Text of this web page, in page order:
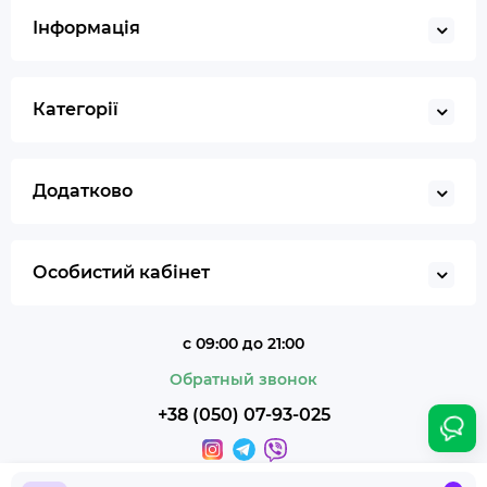
Гільйотина для сигар
Інформація
Категорії
Додатково
Особистий кабінет
с 09:00 до 21:00
Обратный звонок
+38 (050) 07-93-025